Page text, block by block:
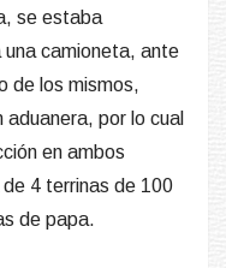
se estaba
camioneta, ante
de los mismos,
por lo cual
en ambos
4 terrinas de 100
de papa.